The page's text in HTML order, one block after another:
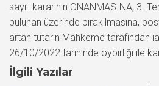
sayılı kararının ONANMASINA, 3.
bulunan üzerinde bırakılmasına,
artan tutarın Mahkeme tarafından
26/10/2022 tarihinde oybirliği ile
İlgili Yazılar